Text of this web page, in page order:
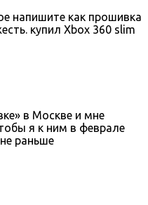
напишите как прошивка
купил Xbox 360 slim
в Москве и мне
я к ним в феврале
раньше